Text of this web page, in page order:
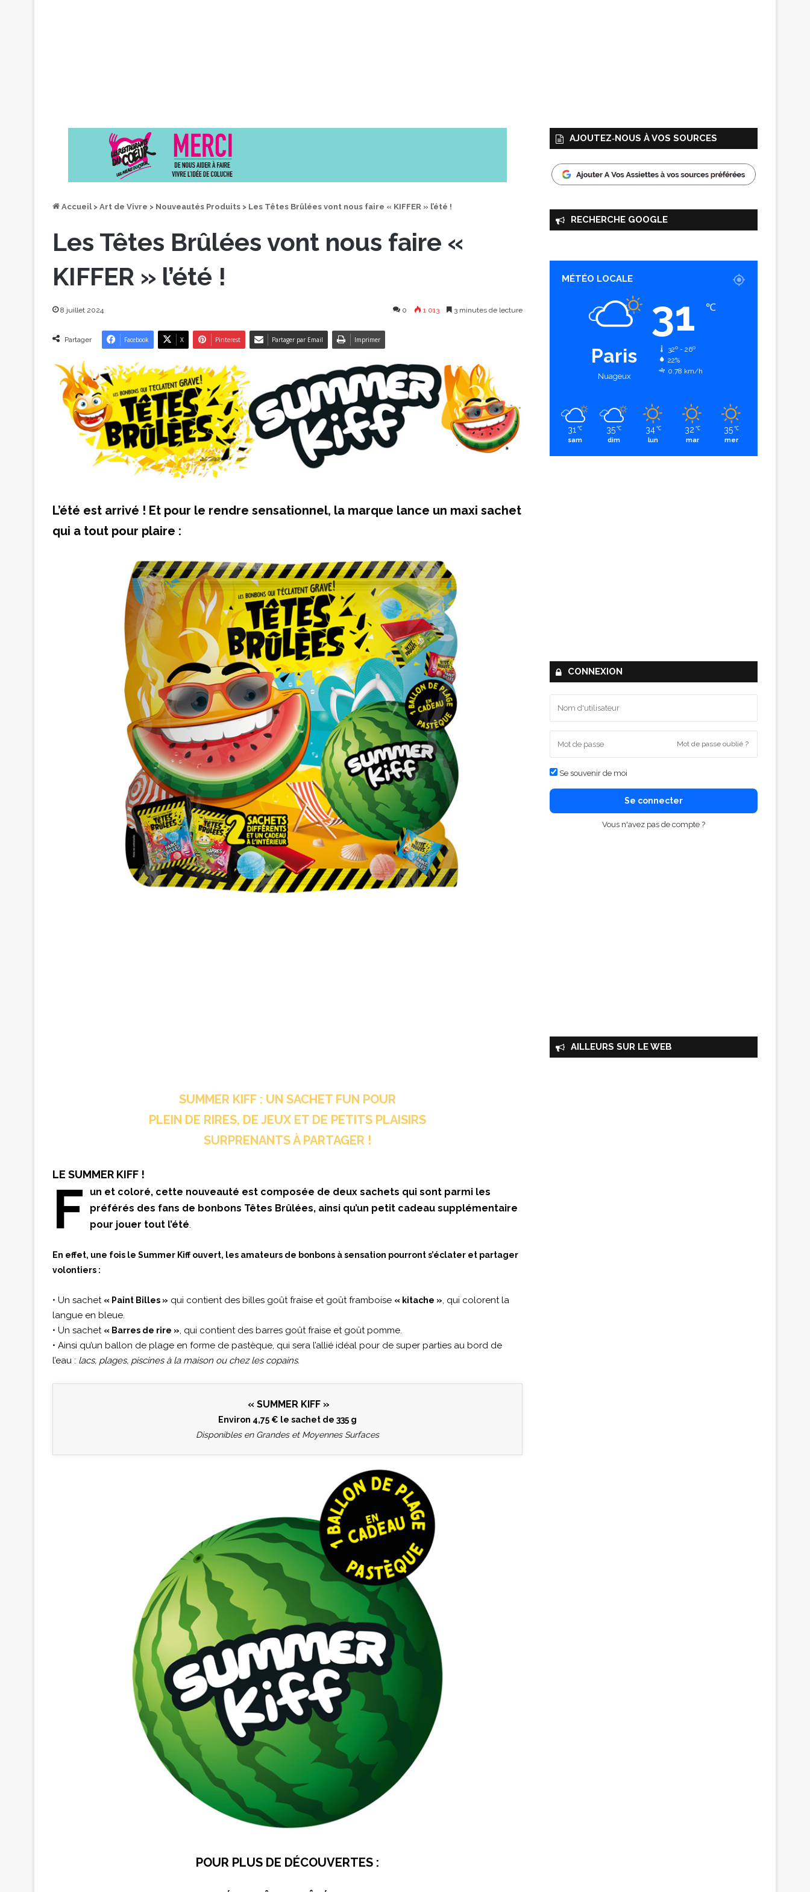
Accueil > Art de Vivre > Nouveautés Produits > Les Têtes Brûlées vont nous faire « KIFFER » l’été !
Les Têtes Brûlées vont nous faire «
KIFFER » l’été !
8 juillet 2024 0 1 013 3 minutes de lecture
Partager Facebook X Pinterest Partager par Email Imprimer
L’été est arrivé ! Et pour le rendre sensationnel, la marque lance un maxi sachet
qui a tout pour plaire :
SUMMER KIFF : UN SACHET FUN POUR
PLEIN DE RIRES, DE JEUX ET DE PETITS PLAISIRS
SURPRENANTS À PARTAGER !
LE SUMMER KIFF !
F
un et coloré, cette nouveauté est composée de deux sachets qui sont parmi les
préférés des fans de bonbons Têtes Brûlées, ainsi qu’un petit cadeau supplémentaire
pour jouer tout l’été.
En effet, une fois le Summer Kiff ouvert, les amateurs de bonbons à sensation pourront s’éclater et partager
volontiers :
• Un sachet « Paint Billes » qui contient des billes goût fraise et goût framboise « kitache », qui colorent la
langue en bleue.
• Un sachet « Barres de rire », qui contient des barres goût fraise et goût pomme.
• Ainsi qu’un ballon de plage en forme de pastèque, qui sera l’allié idéal pour de super parties au bord de
l’eau : lacs, plages, piscines à la maison ou chez les copains.
« SUMMER KIFF »
Environ 4,75 € le sachet de 335 g
Disponibles en Grandes et Moyennes Surfaces
POUR PLUS DE DÉCOUVERTES :
AJOUTEZ‑NOUS À VOS SOURCES
RECHERCHE GOOGLE
MÉTÉO LOCALE
Paris
Nuageux
31 ℃
32º - 26º
22%
0.78 km/h
31 ℃
sam
35 ℃
dim
34 ℃
lun
32 ℃
mar
35 ℃
mer
CONNEXION
Mot de passe oublié ?
Se souvenir de moi
Se connecter
Vous n'avez pas de compte ?
AILLEURS SUR LE WEB